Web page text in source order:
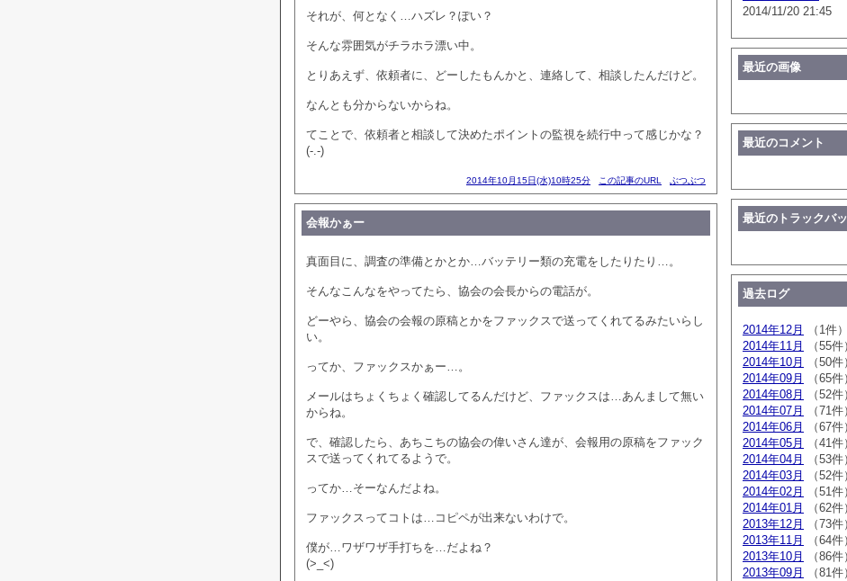
それが、何となく…ハズレ？ぽい？
そんな雰囲気がチラホラ漂い中。
とりあえず、依頼者に、どーしたもんかと、連絡して、相談したんだけど。
なんとも分からないからね。
てことで、依頼者と相談して決めたポイントの監視を続行中って感じかな？
(-.-)
2014年10月15日(水)10時25分 この記事のURL ぶつぶつ
会報かぁー
真面目に、調査の準備とかとか…バッテリー類の充電をしたりたり…。
そんなこんなをやってたら、協会の会長からの電話が。
どーやら、協会の会報の原稿とかをファックスで送ってくれてるみたいらし
い。
ってか、ファックスかぁー…。
メールはちょくちょく確認してるんだけど、ファックスは…あんまして無い
からね。
で、確認したら、あちこちの協会の偉いさん達が、会報用の原稿をファック
スで送ってくれてるようで。
ってか…そーなんだよね。
ファックスってコトは…コピペが出来ないわけで。
僕が…ワザワザ手打ちを…だよね？
(>_<)
2014/11/20 21:45
最近の画像
最近のコメント
最近のトラックバ
過去ログ
2014年12月
（1件）
2014年11月
（55件
2014年10月
（50件
2014年09月
（65件
2014年08月
（52件
2014年07月
（71件
2014年06月
（67件
2014年05月
（41件
2014年04月
（53件
2014年03月
（52件
2014年02月
（51件
2014年01月
（62件
2013年12月
（73件
2013年11月
（64件
2013年10月
（86件
2013年09月
（81件